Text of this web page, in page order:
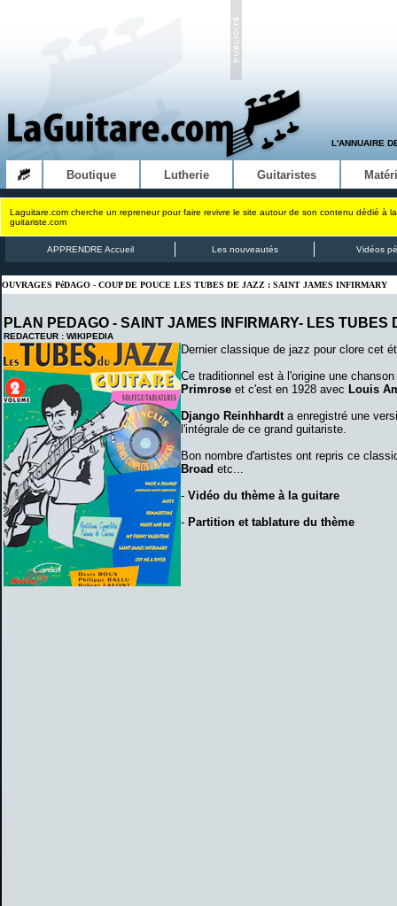
L'ANNUAIRE
Boutique Lutherie Guitaristes
Laguitare.com cherche un repreneur pour faire revivre le site autour de son contenu dédié à
guitariste.com
APPRENDRE Accueil Les nouveautés Vidéos
OUVRAGES PéDAGO - COUP DE POUCE LES TUBES DE JAZZ : SAINT JAMES INFIRMARY
PLAN PEDAGO - SAINT JAMES INFIRMARY- LES TUBES
REDACTEUR : WIKIPEDIA
Dernier classique de jazz pour clore cet
Ce traditionnel est à l'origine une
Primrose et c'est en 1928 avec Louis
Django Reinhhardta enregistré une
l'intégrale de ce grand guitariste.
Bon nombre d'artistes ont repris ce
Broad etc...
- Vidéo du thème à la guitare
- Partition et tablature du thème